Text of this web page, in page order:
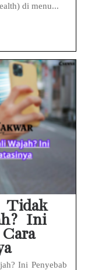
di menu...
Tidak
Ini
Ini Penyebab